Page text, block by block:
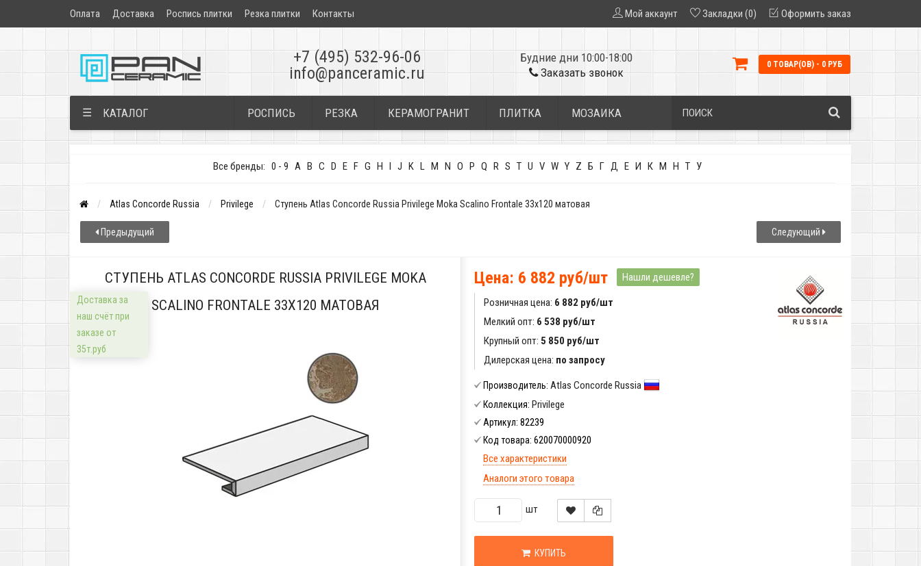
Оплата Доставка Роспись плитки Резка плитки Контакты Мой аккаунт Закладки (0) Оформить заказ
+7 (495) 532-96-06
info@panceramic.ru
Будние дни 10:00-18:00
Заказать звонок
0 ТОВАР(ОВ) - 0 РУБ
☰ КАТАЛОГ РОСПИСЬ РЕЗКА КЕРАМОГРАНИТ ПЛИТКА МОЗАИКА
Все бренды: 0 - 9 A B C D E F G H I J K L M N O P Q R S T U V W Y Z Б Г Д Е И К М Н Т У
Atlas Concorde Russia Privilege Ступень Atlas Concorde Russia Privilege Moka Scalino Frontale 33x120 матовая
Предыдущий Следующий
СТУПЕНЬ ATLAS CONCORDE RUSSIA PRIVILEGE MOKA
SCALINO FRONTALE 33X120 МАТОВАЯ
Доставка за
наш счёт при
заказе от
35т.руб
Цена: 6 882 руб/шт Нашли дешевле?
Розничная цена: 6 882 руб/шт
Мелкий опт: 6 538 руб/шт
Крупный опт: 5 850 руб/шт
Дилерская цена: по запросу
Производитель: Atlas Concorde Russia
Коллекция: Privilege
Артикул: 82239
Код товара: 620070000920
Все характеристики
Аналоги этого товара
шт
КУПИТЬ